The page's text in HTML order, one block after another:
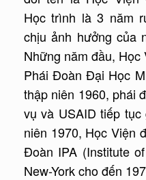
Học trình là 3 năm
chịu ảnh hưởng của
Những năm đầu,
Phái Đoàn Đại Học
thập niên 1960, phái
vụ và USAID tiếp
niên 1970, Học Viện
Đoàn IPA (Institute
New-York cho đến